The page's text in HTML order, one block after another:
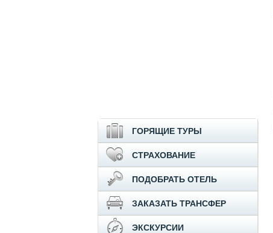
ГОРЯЩИЕ ТУРЫ
СТРАХОВАНИЕ
ПОДОБРАТЬ ОТЕЛЬ
ЗАКАЗАТЬ ТРАНСФЕР
ЭКСКУРСИИ